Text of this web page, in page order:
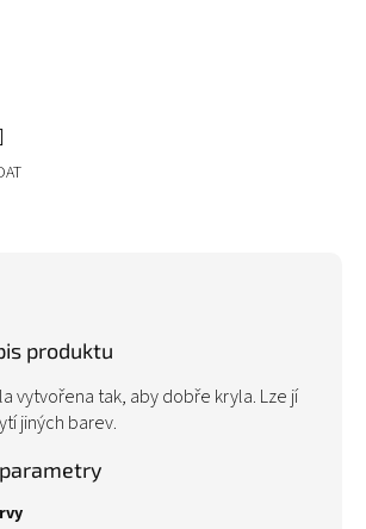
produktu
vytvořena tak, aby dobře kryla. Lze jí
jiných barev.